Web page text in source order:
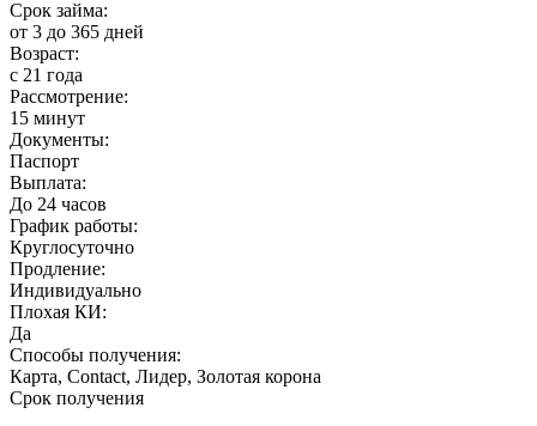
Срок займа:
от 3 до 365 дней
Возраст:
с 21 года
Рассмотрение:
15 минут
Документы:
Паспорт
Выплата:
До 24 часов
График работы:
Круглосуточно
Продление:
Индивидуально
Плохая КИ:
Да
Способы получения:
Карта, Contact, Лидер, Золотая корона
Срок получения